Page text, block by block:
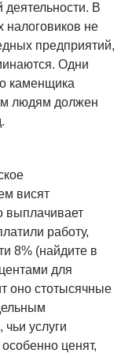
В
налоговиков не
предприятий,
Одни
каменщика
людям должен
висят
выплачивает
работу,
8% (найдите в
для
оно стотысячные
услуги
ценят,